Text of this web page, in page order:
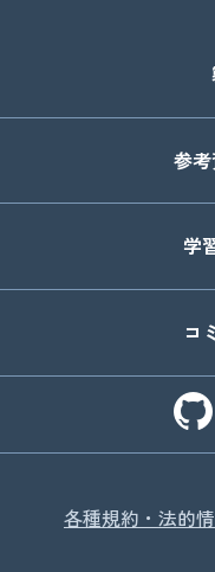
参
学
コ
各種規約・法的